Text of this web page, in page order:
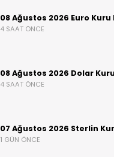
08 Ağustos 2026 Euro Kuru
4 SAAT ÖNCE
08 Ağustos 2026 Dolar
4 SAAT ÖNCE
07 Ağustos 2026 Sterlin
1 GÜN ÖNCE